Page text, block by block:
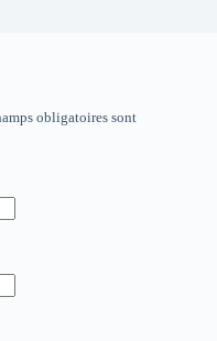
obligatoires sont